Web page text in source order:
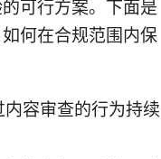
可行方案。下面是
何在合规范围内保
容审查的行为持续